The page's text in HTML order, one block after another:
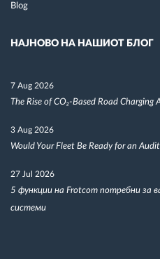
Blog
НАЈНОВО НА НАШИОТ БЛОГ
7 Aug 2026
The Rise of CO₂-Based Road Charging
3 Aug 2026
Would Your Fleet Be Ready for an
27 Jul 2026
5 функции на Frotcom потребни за
системи